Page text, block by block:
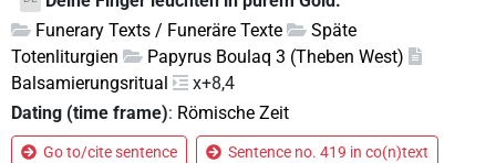
Funerary Texts / Funeräre Texte
Späte
Totenliturgien
Papyrus Boulaq 3 (Theben West)
Balsamierungsritual
x+8,4
Dating (time frame): Römische Zeit
Go to/cite sentence Sentence no. 419 in co(n)text